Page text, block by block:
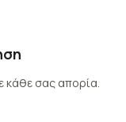
κάθε σας απορία.